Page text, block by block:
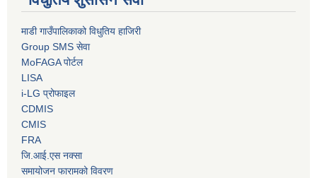
माडी गाउँपालिकाको विधुतिय हाजिरी
Group SMS सेवा
MoFAGA पोर्टल
LISA
i-LG प्रोफाइल
CDMIS
CMIS
FRA
जि.आई.एस नक्सा
समायोजन फारामको विवरण